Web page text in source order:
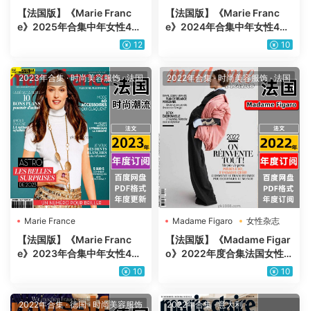
【法国版】《Marie Franc
e》2025年合集中年女性40
岁以上女士时尚潮流美容健康
12
【法国版】《Marie Franc
e》2024年合集中年女性40
岁以上女士时尚潮流美容健康
10
2023年合集·时尚美容服饰·法国
Marie France
【法国版】《Marie Franc
e》2023年合集中年女性40
岁以上女士时尚潮流美容健康
10
2022年合集·时尚美容服饰 ·法国
Madame Figaro 女性杂志
【法国版】《Madame Figar
o》2022年度合集法国女性
时尚美容服饰生活pdf杂志电
10
2022年合集·德国· 时尚美容服饰 2022年合集·意大利·